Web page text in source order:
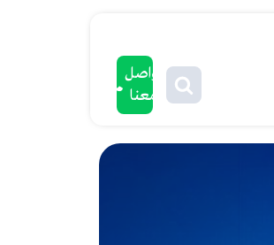
تواصل
معنا